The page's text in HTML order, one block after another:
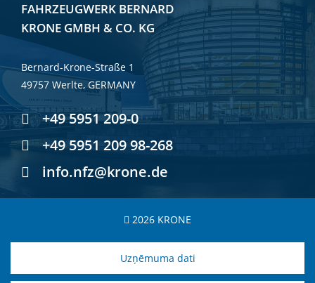
FAHRZEUGWERK BERNARD
KRONE GMBH & CO. KG
Bernard-Krone-Straße 1
49757 Werlte, GERMANY
+49 5951 209-0
+49 5951 209 98-268
info.nfz@krone.de
2026 KRONE
Uzņēmuma dati